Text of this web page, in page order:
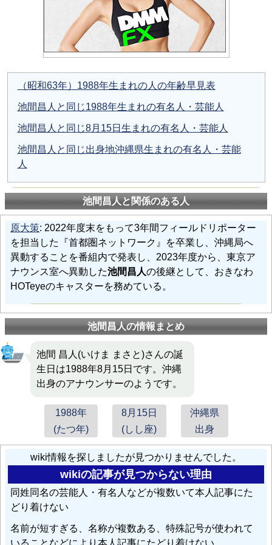
（昭和63年）1988年生まれの人の年齢早見表
池間昌人と同じ1988年生まれの有名人・芸能人
池間昌人と同じ8月15日生まれの有名人・芸能人
池間昌人と同じ出身地沖縄県生まれの有名人・芸能
人
池間昌人と関係のある人
原大策: 2022年度末をもって3年間フィールドリポーター
を担当した『首都圏ネットワーク』を卒業し、沖縄局へ
異動することを番組内で発表し、2023年度から、東京ア
ナウンス室へ異動した池間昌人の後継として、おきなわ
HOTeyeのキャスターを務めている。
池間昌人の情報まとめ
池間 昌人(いけま まさと)さんの誕
生日は1988年8月15日です。沖縄
出身のアナウンサーのようです。
1988年
(たつ年)
8月15日
(しし座)
沖縄県
出身
wiki情報を探しましたが見つかりませんでした。
wikiの記事が見つからない理由
同姓同名の芸能人・有名人などが複数いて本人記事にた
どり着けない
名前が短すぎる、名称が複数ある、特殊記号が使われて
いることなどにより本人記事にたどり着けない